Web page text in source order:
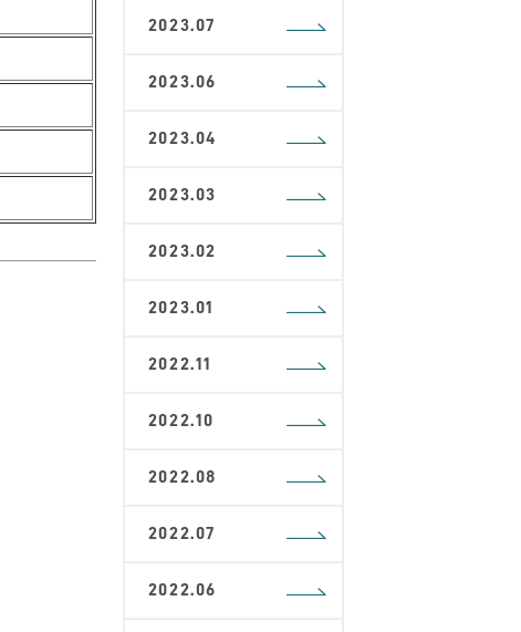
2023.07
2023.06
2023.04
2023.03
2023.02
2023.01
2022.11
2022.10
2022.08
2022.07
2022.06